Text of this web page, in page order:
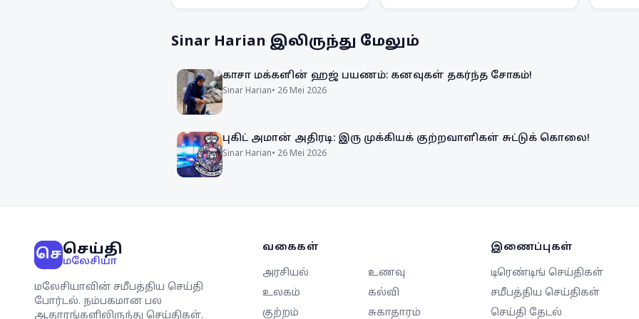
நடத்தும் இத்தொடர் அதிக
அதிகாரப்பூர்வப் பாடல்
Sinar Harian இலிருந்து மேலும்
காசா மக்களின் ஹஜ் பயணம்: கனவுகள் தகர்ந்த சோகம்!
Sinar Harian• 26 Mei 2026
புகிட் அமான் அதிரடி: இரு முக்கியக் குற்றவாளிகள் சுட்டுக் கொலை!
Sinar Harian• 26 Mei 2026
செசெய்தி
மலேசியா
மலேசியாவின் சமீபத்திய செய்தி
போர்டல். நம்பகமான பல
ஆதாரங்களிலிருந்து செய்திகள்.
வகைகள்
அரசியல்
உணவு
உலகம்
கல்வி
குற்றம்
சுகாதாரம்
இணைப்புகள்
டிரெண்டிங் செய்திகள்
சமீபத்திய செய்திகள்
செய்தி தேடல்